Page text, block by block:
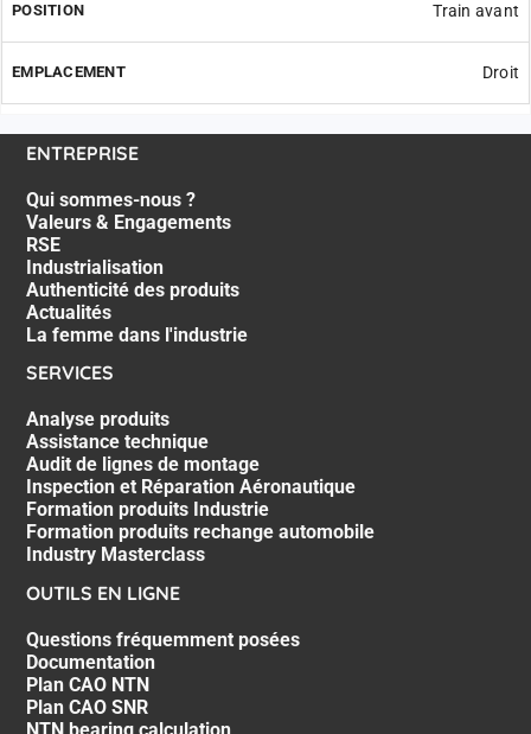
Train avant
Droit
ENTREPRISE
Qui sommes-nous ?
Valeurs & Engagements
RSE
Industrialisation
Authenticité des produits
Actualités
La femme dans l'industrie
SERVICES
Analyse produits
Assistance technique
Audit de lignes de montage
Inspection et Réparation Aéronautique
Formation produits Industrie
Formation produits rechange automobile
Industry Masterclass
OUTILS EN LIGNE
Questions fréquemment posées
Documentation
Plan CAO NTN
Plan CAO SNR